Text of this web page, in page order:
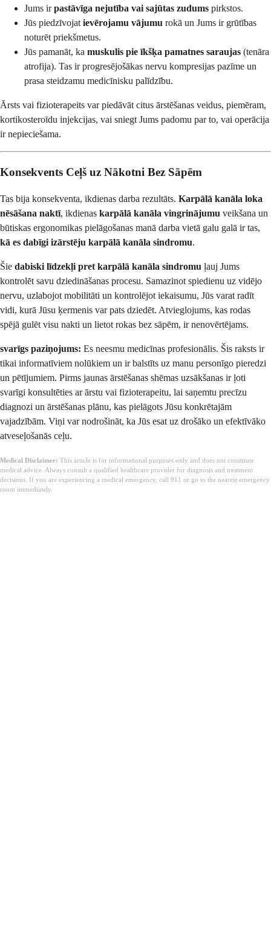
Jums irpastāvīga nejutība vai sajūtas zudums pirkstos.
Jūs piedzīvojat ievērojamu vājumu rokā un Jums ir grūtības
noturēt priekšmetus.
Jūs pamanāt, ka muskulis pie īkšķa pamatnes saraujas (tenāra
atrofija). Tas ir progresējošākas nervu kompresijas pazīme un
prasa steidzamu medicīnisku palīdzību.
Ārsts vai fizioterapeits var piedāvāt citus ārstēšanas veidus, piemēram,
kortikosteroīdu injekcijas, vai sniegt Jums padomu par to, vai operācija
ir nepieciešama.
Konsekvents Ceļš uz Nākotni Bez Sāpēm
Tas bija konsekventa, ikdienas darba rezultāts. Karpālā kanāla loka
nēsāšana naktī, ikdienas karpālā kanāla vingrinājumu veikšana un
būtiskas ergonomikas pielāgošanas manā darba vietā galu galā ir tas,
kā es dabīgi izārstēju karpālā kanāla sindromu.
Šie dabiski līdzekļi pret karpālā kanāla sindromu ļauj Jums
kontrolēt savu dziedināšanas procesu. Samazinot spiedienu uz vidējo
nervu, uzlabojot mobilitāti un kontrolējot iekaisumu, Jūs varat radīt
vidi, kurā Jūsu ķermenis var pats dziedēt. Atvieglojums, kas rodas
spējā gulēt visu nakti un lietot rokas bez sāpēm, ir nenovērtējams.
svarīgs paziņojums: Es neesmu medicīnas profesionālis. Šis raksts ir
tikai informatīviem nolūkiem un ir balstīts uz manu personīgo pieredzi
un pētījumiem. Pirms jaunas ārstēšanas shēmas uzsākšanas ir ļoti
svarīgi konsultēties ar ārstu vai fizioterapeitu, lai saņemtu precīzu
diagnozi un ārstēšanas plānu, kas pielāgots Jūsu konkrētajām
vajadzībām. Viņi var nodrošināt, ka Jūs esat uz drošāko un efektīvāko
atveseļošanās ceļu.
Medical Disclaimer: This article is for informational purposes only and does not constitute
medical advice. Always consult a qualified healthcare provider for diagnosis and treatment
decisions. If you are experiencing a medical emergency, call 911 or go to the nearest emergency
room immediately.